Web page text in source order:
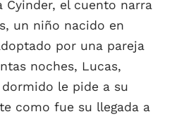
el cuento narra
un niño nacido en
por una pareja
noches, Lucas,
le pide a su
como fue su llegada a